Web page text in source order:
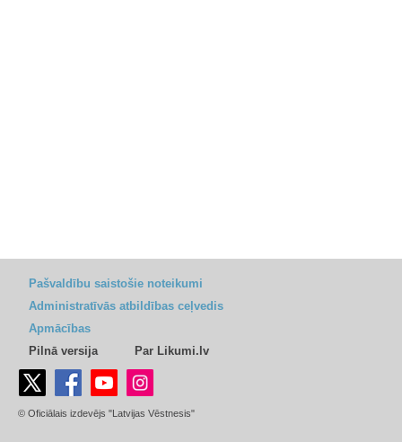
Pašvaldību saistošie noteikumi
Administratīvās atbildības ceļvedis
Apmācības
Pilnā versija
Par Likumi.lv
© Oficiālais izdevējs "Latvijas Vēstnesis"